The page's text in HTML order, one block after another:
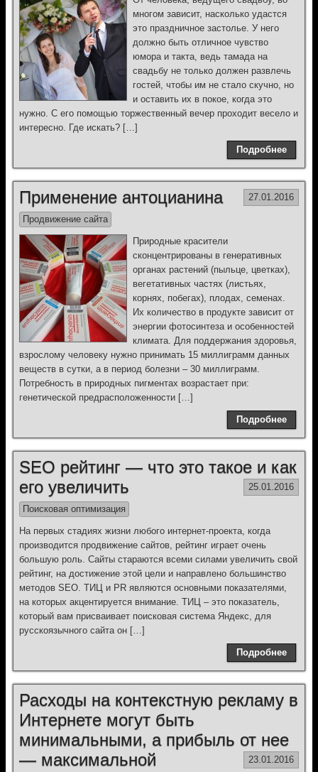
многом зависит, насколько удастся
это праздничное застолье. У него
должно быть отличное чувство
юмора и такта, ведь тамада на
свадьбу не только должен развлечь
гостей, чтобы им не стало скучно, но
и оставить их в покое, когда это
нужно. С его помощью торжественный вечер проходит весело и
интересно. Где искать? […]
Подробнее
Применение антоцианина 27.01.2016
Продвижение сайта
Природные красители
сконцентрированы в генеративных
органах растений (пыльце, цветках),
вегетативных частях (листьях,
корнях, побегах), плодах, семенах.
Их количество в продукте зависит от
энергии фотосинтеза и особенностей
климата. Для поддержания здоровья,
взрослому человеку нужно принимать 15 миллиграмм данных
веществ в сутки, а в период болезни – 30 миллиграмм.
Потребность в природных пигментах возрастает при:
генетической предрасположенности […]
Подробнее
SEO рейтинг — что это такое и как
его увеличить
25.01.2016
Поисковая оптимизация
На первых стадиях жизни любого интернет-проекта, когда
производится продвижение сайтов, рейтинг играет очень
большую роль. Сайты стараются всеми силами увеличить свой
рейтинг, на достижение этой цели и направлено большинство
методов SEO. ТИЦ и PR являются основными показателями,
на которых акцентируется внимание. ТИЦ – это показатель,
который вам присваивает поисковая система Яндекс, для
русскоязычного сайта он […]
Подробнее
Расходы на контекстную рекламу в
Интернете могут быть
минимальными, а прибыль от нее
— максимальной
23.01.2016